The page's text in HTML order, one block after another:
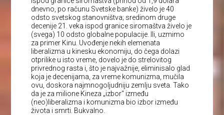
dnevno, po računu Svetske banke) živelo je 40
odsto svetskog stanovništva; sredinom druge
decenije 21. veka ispod granice siromaštva živelo je
(svega) 10 odsto globalne populacije. Ili, uzmimo
za primer Kinu. Uvođenje nekih elemenata
liberalizma u kinesku ekonomiju, do čega dolazi
otprilike u isto vreme, dovelo je do strelovitog
privrednog rasta i, što je najvažnije, eliminisalo glad
koja je decenijama, za vreme komunizma, mučila
ovu, doskora najmnogoljudniju zemlju sveta. Tako
da je za milione Kineza „izbor“ između
(neo)liberalizma i komunizma bio izbor između
života i smrti. Bukvalno.